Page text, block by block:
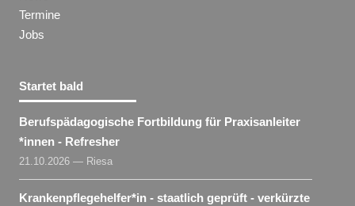
Termine
Jobs
Startet bald
Berufspädagogische Fortbildung für Praxisanleiter​
*innen - Refresher
21.10.2026 — Riesa
Krankenpflegehelfer​*in - staatlich geprüft - verkürzte